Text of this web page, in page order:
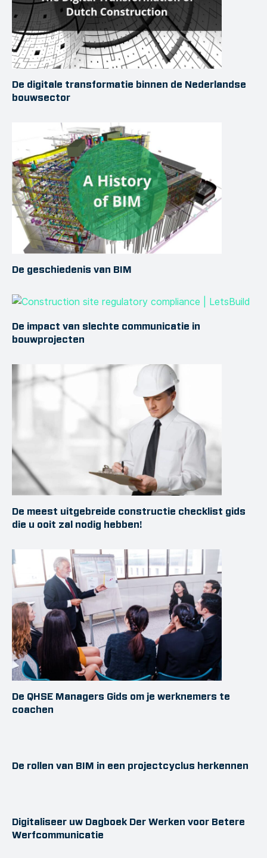
De digitale transformatie binnen de Nederlandse
bouwsector
De geschiedenis van BIM
De impact van slechte communicatie in
bouwprojecten
De meest uitgebreide constructie checklist gids
die u ooit zal nodig hebben!
De QHSE Managers Gids om je werknemers te
coachen
De rollen van BIM in een projectcyclus herkennen
Digitaliseer uw Dagboek Der Werken voor Betere
Werfcommunicatie